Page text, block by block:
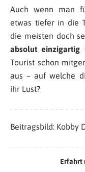
Auch wenn man
etwas tiefer in die
die meisten doch
absolut einzigartig
Tourist schon
aus – auf welche
ihr Lust?
Beitragsbild: Kobby
Erfahrt